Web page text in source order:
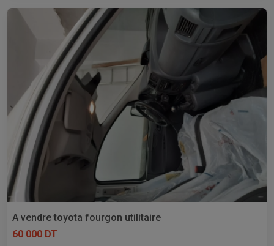
A vendre toyota fourgon utilitaire
60 000 DT